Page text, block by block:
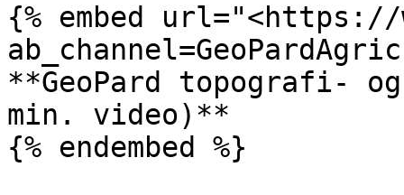
{% embed url="<https://
**GeoPard topografi-
min. video)**
{% endembed %}